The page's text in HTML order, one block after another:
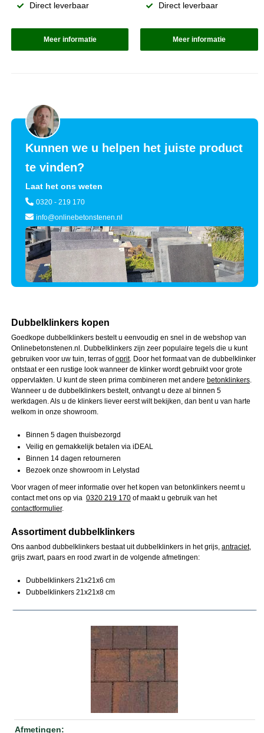
Direct leverbaar
Meer informatie
Direct leverbaar
Meer informatie
Kunnen we u helpen het juiste product
te vinden?
Laat het ons weten
0320 - 219 170
info@onlinebetonstenen.nl
Dubbelklinkers kopen
Goedkope dubbelklinkers bestelt u eenvoudig en snel in de webshop van
Onlinebetonstenen.nl. Dubbelklinkers zijn zeer populaire tegels die u kunt
gebruiken voor uw tuin, terras ofoprit. Door het formaat van de dubbelklinker
ontstaat er een rustige look wanneer de klinker wordt gebruikt voor grote
oppervlakten. U kunt de steen prima combineren met andere betonklinkers.
Wanneer u de dubbelklinkers bestelt, ontvangt u deze al binnen 5
werkdagen. Als u de klinkers liever eerst wilt bekijken, dan bent u van harte
welkom in onze showroom.
Binnen 5 dagen thuisbezorgd
Veilig en gemakkelijk betalen via iDEAL
Binnen 14 dagen retourneren
Bezoek onze showroom in Lelystad
Voor vragen of meer informatie over het kopen van betonklinkers neemt u
contact met ons op via 0320 219 170of maakt u gebruik van het
contactformulier.
Assortiment dubbelklinkers
Ons aanbod dubbelklinkers bestaat uit dubbelklinkers in het grijs, antraciet,
grijs zwart, paars en rood zwart in de volgende afmetingen:
Dubbelklinkers 21x21x6 cm
Dubbelklinkers 21x21x8 cm